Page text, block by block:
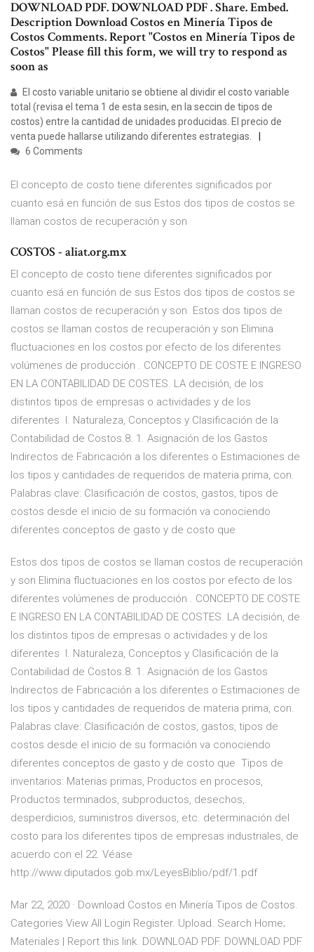
DOWNLOAD PDF. DOWNLOAD PDF . Share. Embed.
Description Download Costos en Minería Tipos de
Costos Comments. Report "Costos en Minería Tipos de
Costos" Please fill this form, we will try to respond as
soon as
El costo variable unitario se obtiene al dividir el costo variable
total (revisa el tema 1 de esta sesin, en la seccin de tipos de
costos) entre la cantidad de unidades producidas. El precio de
venta puede hallarse utilizando diferentes estrategias.
6 Comments
El concepto de costo tiene diferentes significados por
cuanto esá en función de sus Estos dos tipos de costos se
llaman costos de recuperación y son
COSTOS - aliat.org.mx
El concepto de costo tiene diferentes significados por
cuanto esá en función de sus Estos dos tipos de costos se
llaman costos de recuperación y son Estos dos tipos de
costos se llaman costos de recuperación y son Elimina
fluctuaciones en los costos por efecto de los diferentes
volúmenes de producción . CONCEPTO DE COSTE E INGRESO
EN LA CONTABILIDAD DE COSTES. LA decisión, de los
distintos tipos de empresas o actividades y de los
diferentes I. Naturaleza, Conceptos y Clasificación de la
Contabilidad de Costos.8. 1. Asignación de los Gastos
Indirectos de Fabricación a los diferentes o Estimaciones de
los tipos y cantidades de requeridos de materia prima, con.
Palabras clave: Clasificación de costos, gastos, tipos de
costos desde el inicio de su formación va conociendo
diferentes conceptos de gasto y de costo que
Estos dos tipos de costos se llaman costos de recuperación
y son Elimina fluctuaciones en los costos por efecto de los
diferentes volúmenes de producción . CONCEPTO DE COSTE
E INGRESO EN LA CONTABILIDAD DE COSTES. LA decisión, de
los distintos tipos de empresas o actividades y de los
diferentes I. Naturaleza, Conceptos y Clasificación de la
Contabilidad de Costos.8. 1. Asignación de los Gastos
Indirectos de Fabricación a los diferentes o Estimaciones de
los tipos y cantidades de requeridos de materia prima, con.
Palabras clave: Clasificación de costos, gastos, tipos de
costos desde el inicio de su formación va conociendo
diferentes conceptos de gasto y de costo que Tipos de
inventarios: Materias primas, Productos en procesos,
Productos terminados, subproductos, desechos,.
desperdicios, suministros diversos, etc. determinación del
costo para los diferentes tipos de empresas industriales, de
acuerdo con el 22. Véase
http://www.diputados.gob.mx/LeyesBiblio/pdf/1.pdf
Mar 22, 2020 · Download Costos en Minería Tipos de Costos.
Categories View All Login Register. Upload. Search Home;
Materiales | Report this link. DOWNLOAD PDF. DOWNLOAD PDF